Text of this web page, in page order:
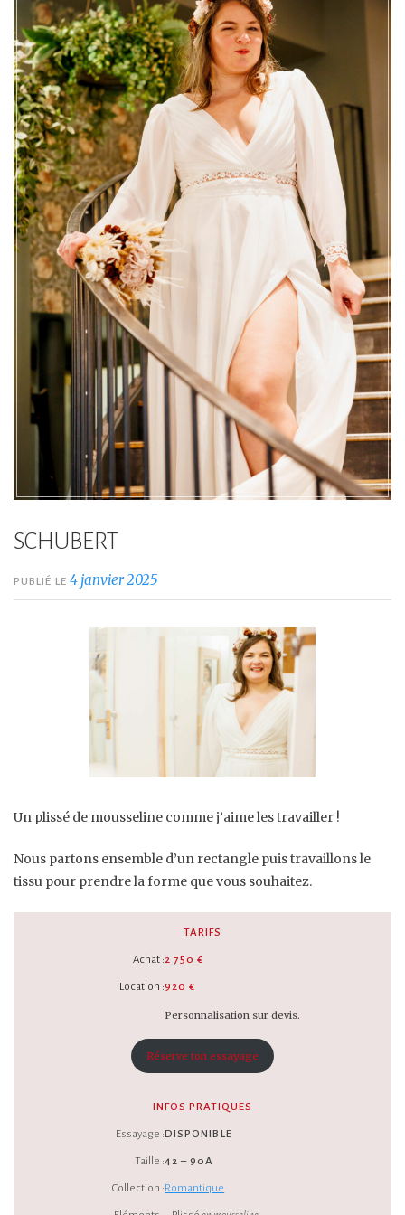
SCHUBERT
PUBLIÉ LE 4 janvier 2025
Un plissé de mousseline comme j’aime les travailler !
Nous partons ensemble d’un rectangle puis travaillons le
tissu pour prendre la forme que vous souhaitez.
TARIFS
Achat :
Location :
2 750 €
920 €
Personnalisation sur devis.
Réserve ton essayage
INFOS PRATIQUES
Essayage :
Taille :
Collection :
DISPONIBLE
42 – 90A
Romantique